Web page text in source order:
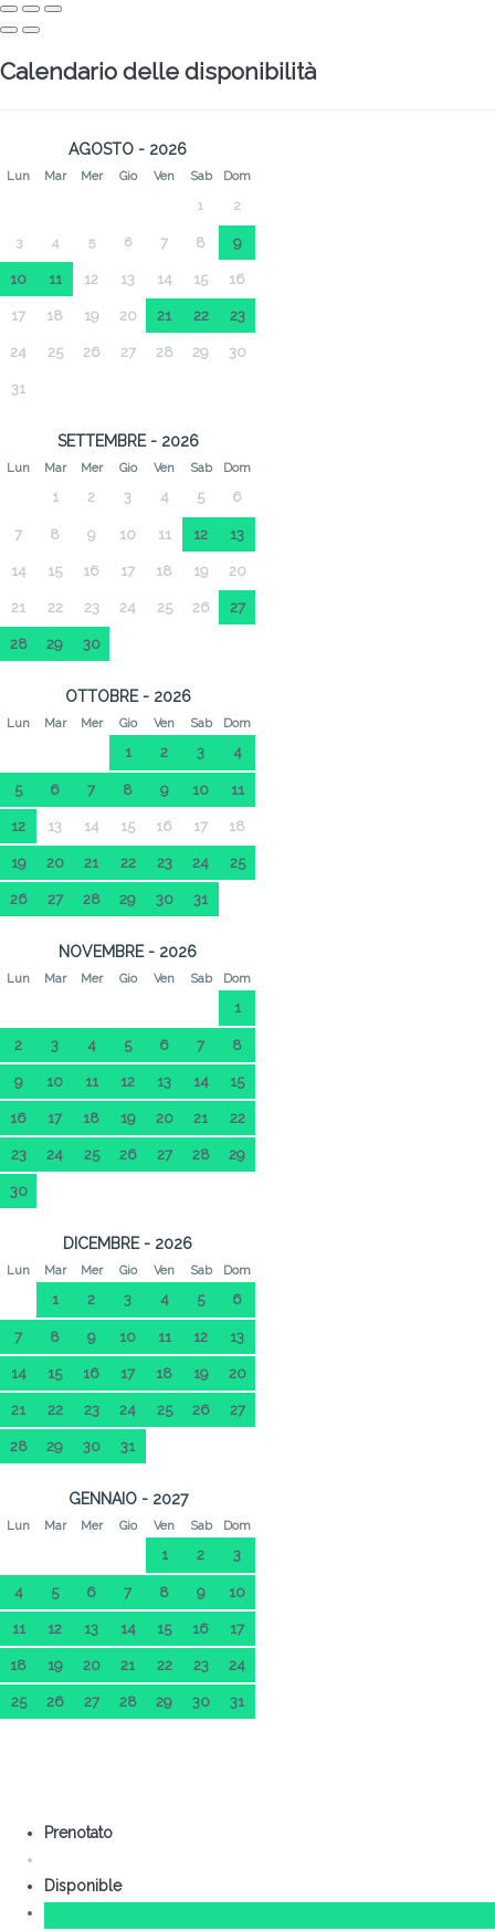
Calendario delle disponibilità
AGOSTO - 2026
Lun Mar Mer Gio Ven Sab Dom
1 2
3 4 5 6 7 8 9
10 11 12 13 14 15 16
17 18 19 20 21 22 23
24 25 26 27 28 29 30
31
SETTEMBRE - 2026
Lun Mar Mer Gio Ven Sab Dom
1 2 3 4 5 6
7 8 9 10 11 12 13
14 15 16 17 18 19 20
21 22 23 24 25 26 27
28 29 30
OTTOBRE - 2026
Lun Mar Mer Gio Ven Sab Dom
1 2 3 4
5 6 7 8 9 10 11
12 13 14 15 16 17 18
19 20 21 22 23 24 25
26 27 28 29 30 31
NOVEMBRE - 2026
Lun Mar Mer Gio Ven Sab Dom
1
2 3 4 5 6 7 8
9 10 11 12 13 14 15
16 17 18 19 20 21 22
23 24 25 26 27 28 29
30
DICEMBRE - 2026
Lun Mar Mer Gio Ven Sab Dom
1 2 3 4 5 6
7 8 9 10 11 12 13
14 15 16 17 18 19 20
21 22 23 24 25 26 27
28 29 30 31
GENNAIO - 2027
Lun Mar Mer Gio Ven Sab Dom
1 2 3
4 5 6 7 8 9 10
11 12 13 14 15 16 17
18 19 20 21 22 23 24
25 26 27 28 29 30 31
Prenotato
Disponible